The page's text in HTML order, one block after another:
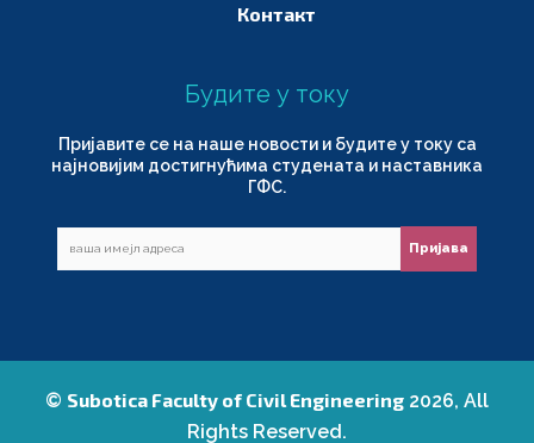
Контакт
Будите у току
Пријавите се на наше новости и будите у току са
најновијим достигнућима студената и наставника
ГФС.
© Subotica Faculty of Civil Engineering 2026, All
Rights Reserved.